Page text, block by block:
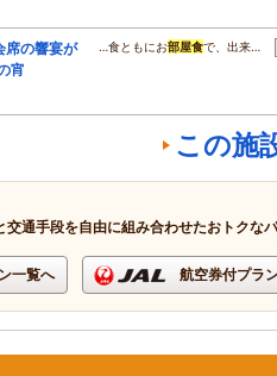
席の響宴が
宵
…食ともにお部屋食で、出来…
この施
交通手段を自由に組み合わせたおトクな
一覧へ 航空券付プラ